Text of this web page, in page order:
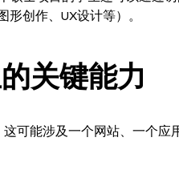
创作、UX设计等）。
关键能力
可能涉及一个网站、一个应